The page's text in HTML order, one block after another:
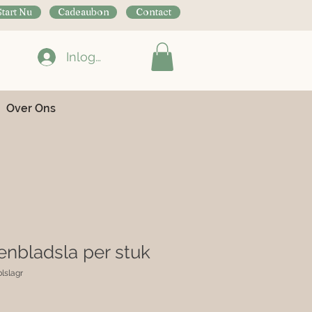
Nu Cadeaubon Contact
Inloggen
Over Ons
per stuk